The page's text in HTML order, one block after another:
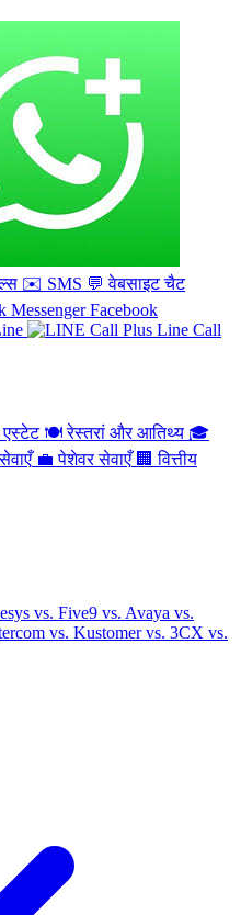
✉️ SMS 💬 वेबसाइट चैट
Facebook
Line Call
एस्टेट 🍽️ रेस्तरां और आतिथ्य 🎓
💼 पेशेवर सेवाएँ 🏢 वित्तीय
vs. Five9 vs. Avaya vs.
vs. Kustomervs. 3CX vs.